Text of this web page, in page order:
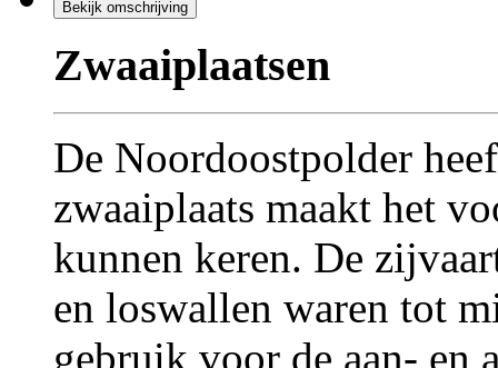
Bekijk omschrijving
Zwaaiplaatsen
De Noordoostpolder
zwaaiplaats maakt het
kunnen keren. De
en loswallen waren tot
gebruik voor de aan- en